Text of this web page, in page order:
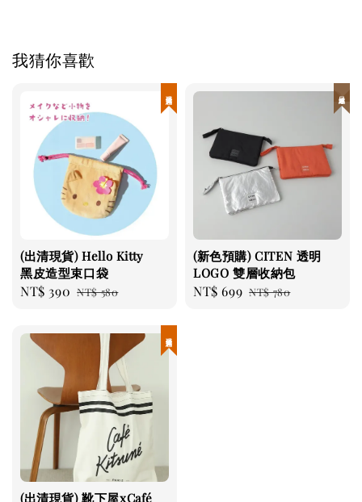
我猜你喜歡
(出清現貨) Hello Kitty
黑皮造型束口袋
Sale
NT$ 390 Regular
NT$ 580
(新色預購) CITEN 透明
LOGO 雙層收納包
Sale
NT$ 699 Regular
NT$ 780
(出清現貨) 靴下屋xCafé